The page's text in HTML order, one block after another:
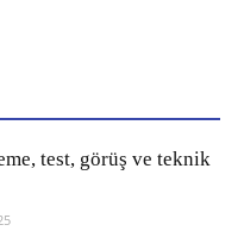
test, görüş ve teknik